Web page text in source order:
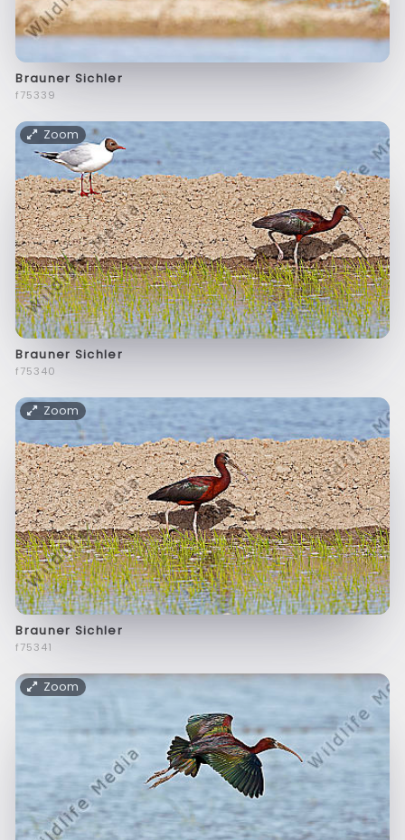
Brauner Sichler
f75339
Zoom
Brauner Sichler
f75340
Zoom
Brauner Sichler
f75341
Zoom